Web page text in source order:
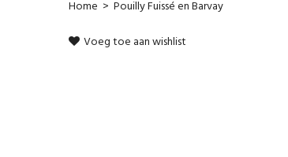
Home > Pouilly Fuissé en Barvay
Voeg toe aan wishlist